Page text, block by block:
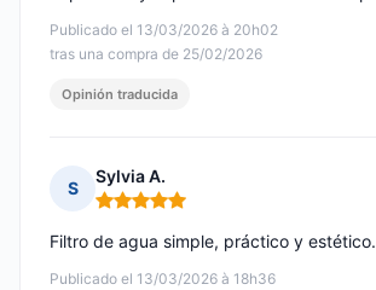
Publicado el 13/03/2026 à 20h02
tras una compra de 25/02/2026
Opinión traducida
S
Sylvia A.
Nota: 5 de 5
Publicado el 13/03/2026 à 18h36
Filtro de agua simple, práctico y estético.